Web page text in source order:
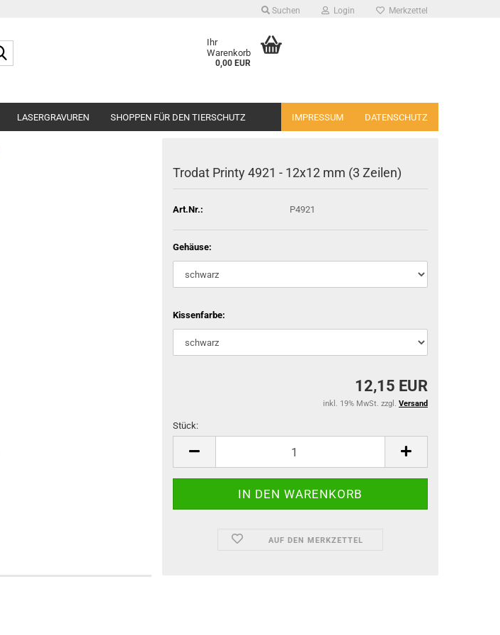
Suchen Login Merkzettel
Ihr
Warenkorb
0,00 EUR
LASERGRAVUREN SHOPPEN FÜR DEN TIERSCHUTZ IMPRESSUM DATENSCHUTZ
Trodat Printy 4921 - 12x12 mm (3 Zeilen)
Art.Nr.: P4921
Gehäuse:
Kissenfarbe:
12,15 EUR
inkl. 19% MwSt. zzgl. Versand
Stück:
Stück
AUF DEN MERKZETTEL